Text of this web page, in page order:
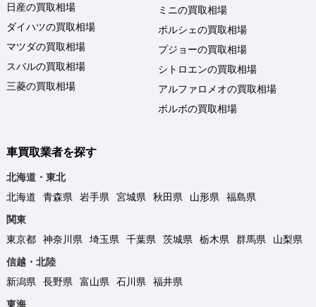
日産の買取相場
ダイハツの買取相場
マツダの買取相場
スバルの買取相場
三菱の買取相場
ミニの買取相場
ポルシェの買取相場
プジョーの買取相場
シトロエンの買取相場
アルファロメオの買取相場
ボルボの買取相場
車買取業者を探す
北海道・東北
北海道
青森県 岩手県 宮城県 秋田県 山形県
福島県
関東
東京都
神奈川県 埼玉県 千葉県 茨城県 栃木県 群馬県
山梨県
信越・北陸
新潟県
長野県 富山県 石川県
福井県
東海